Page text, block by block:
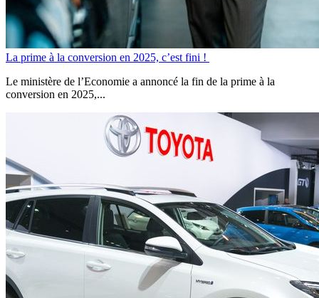
La prime à la conversion en 2025, c’est fini !
Le ministère de l’Economie a annoncé la fin de la prime à la
conversion en 2025,...